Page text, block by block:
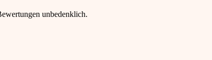
unbedenklich.